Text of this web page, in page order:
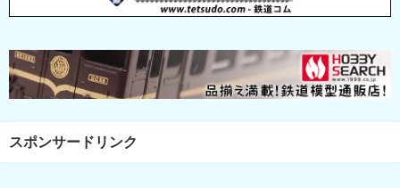
スポンサードリンク